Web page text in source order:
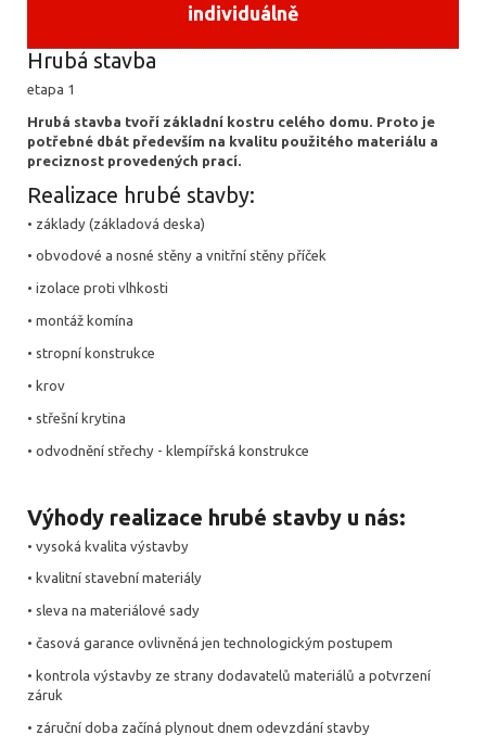
individuálně
Hrubá stavba
etapa 1
Hrubá stavba tvoří základní kostru celého domu. Proto je
potřebné dbát především na kvalitu použitého materiálu a
preciznost provedených prací.
Realizace hrubé stavby:
• základy (základová deska)
• obvodové a nosné stěny a vnitřní stěny příček
• izolace proti vlhkosti
• montáž komína
• stropní konstrukce
• krov
• střešní krytina
• odvodnění střechy - klempířská konstrukce
Výhody realizace hrubé stavby u nás:
• vysoká kvalita výstavby
• kvalitní stavební materiály
• sleva na materiálové sady
• časová garance ovlivněná jen technologickým postupem
• kontrola výstavby ze strany dodavatelů materiálů a potvrzení
záruk
• záruční doba začíná plynout dnem odevzdání stavby